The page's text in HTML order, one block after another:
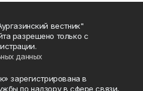
вестник"
разрешено только с
данных
зарегистрирована в
по надзору в сфере связи,